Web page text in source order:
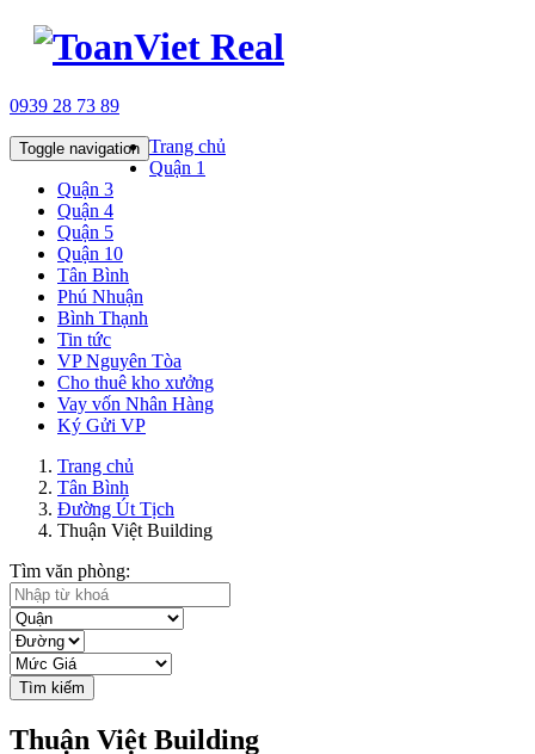
0939 28 73 89
Toggle navigation Trang chủ
Quận 1
Quận 3
Quận 4
Quận 5
Quận 10
Tân Bình
Phú Nhuận
Bình Thạnh
Tin tức
VP Nguyên Tòa
Cho thuê kho xưởng
Vay vốn Nhân Hàng
Ký Gửi VP
Trang chủ
Tân Bình
Đường Út Tịch
Thuận Việt Building
Tìm văn phòng:
Tìm kiếm
Thuận Việt Building